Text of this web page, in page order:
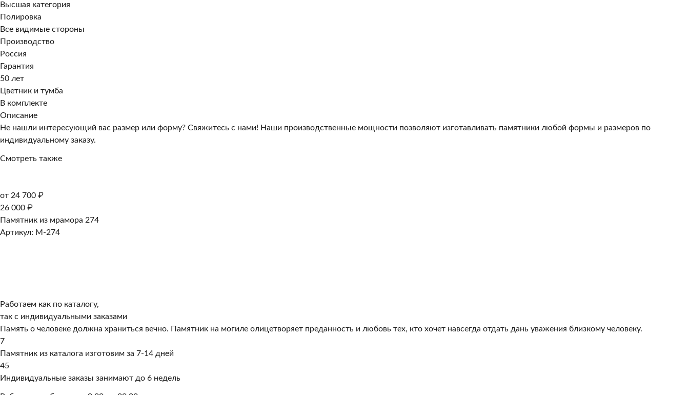
Высшая категория
Полировка
Все видимые стороны
Производство
Россия
Гарантия
50 лет
Цветник и тумба
В комплекте
Описание
Не нашли интересующий вас размер или форму? Свяжитесь с нами! Наши производственные мощности позволяют изготавливать памятники любой формы и размеров по
индивидуальному заказу.
Смотреть также
от 24 700 ₽
26 000 ₽
Памятник из мрамора 274
Артикул: M-274
Работаем как по каталогу,
так с индивидуальными заказами
Память о человеке должна храниться вечно. Памятник на могиле олицетворяет преданность и любовь тех, кто хочет навсегда отдать дань уважения близкому человеку.
7
Памятник из каталога изготовим за 7-14 дней
45
Индивидуальные заказы занимают до 6 недель